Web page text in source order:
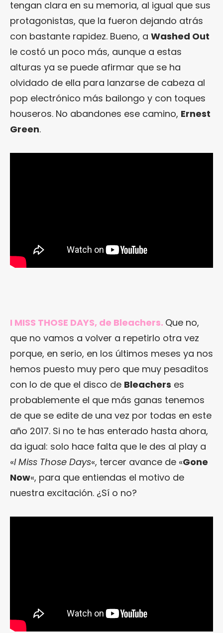
tengan clara en su memoria, al igual que sus
protagonistas, que la fueron dejando atrás
con bastante rapidez. Bueno, a Washed Out
le costó un poco más, aunque a estas
alturas ya se puede afirmar que se ha
olvidado de ella para lanzarse de cabeza al
pop electrónico más bailongo y con toques
houseros. No abandones ese camino, Ernest
Green.
I MISS THOSE DAYS, de Bleachers. Que no,
que no vamos a volver a repetirlo otra vez
porque, en serio, en los últimos meses ya nos
hemos puesto muy pero que muy pesaditos
con lo de que el disco de Bleachers es
probablemente el que más ganas tenemos
de que se edite de una vez por todas en este
año 2017. Si no te has enterado hasta ahora,
da igual: solo hace falta que le des al play a
«I Miss Those Days«, tercer avance de «Gone
Now«, para que entiendas el motivo de
nuestra excitación. ¿Sí o no?